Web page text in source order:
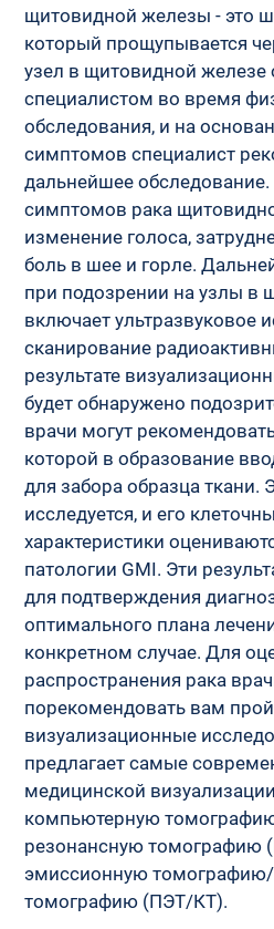
щитовидной железы - это
который прощупывается
узел в щитовидной железе
специалистом во время
обследования, и на
симптомов специалист
дальнейшее обследование.
симптомов рака
изменение голоса,
боль в шее и горле.
при подозрении на узлы в
включает ультразвуковое
сканирование
результате
будет обнаружено
врачи могут
которой в образование
для забора образца ткани.
исследуется, и его
характеристики
патологии GMI. Эти
для подтверждения
оптимального плана
конкретном случае. Для
распространения рака
порекомендовать вам
визуализационные
предлагает самые
медицинской
компьютерную
резонансную томографию
эмиссионную
томографию (ПЭТ/КТ).